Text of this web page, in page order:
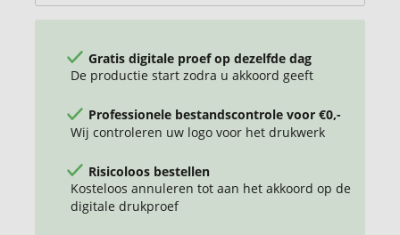
Gratis digitale proef op dezelfde dag
De productie start zodra u akkoord geeft
Professionele bestandscontrole voor €0,-
Wij controleren uw logo voor het drukwerk
Risicoloos bestellen
Kosteloos annuleren tot aan het akkoord op de
digitale drukproef